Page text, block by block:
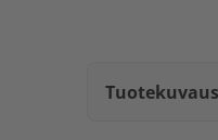
Tuotekuvaus